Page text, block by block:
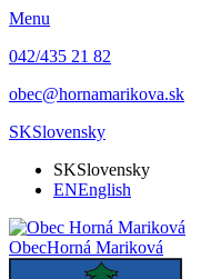
Menu
042/435 21 82
obec@hornamarikova.sk
SKSlovensky
SKSlovensky
ENEnglish
ObecHorná Mariková